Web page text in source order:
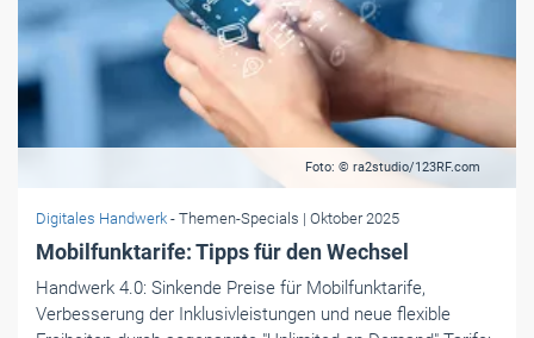
Foto: © ra2studio/123RF.com
Digitales Handwerk - Themen-Specials | Oktober 2025
Mobilfunktarife: Tipps für den Wechsel
Handwerk 4.0: Sinkende Preise für Mobilfunktarife,
Verbesserung der Inklusivleistungen und neue flexible